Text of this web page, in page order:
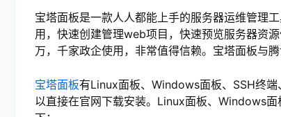
宝塔面板是一款人人都能上手的服务器运维管理
用，快速创建管理web项目，快速预览服务器资
万，千家政企使用，非常值得信赖。宝塔面板与
宝塔面板有Linux面板、Windows面板、SSH终
以直接在官网下载安装。Linux面板、Windows